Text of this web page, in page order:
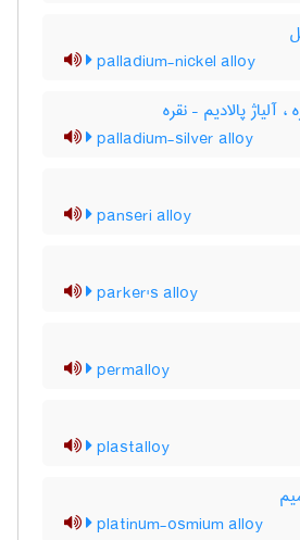
palladium-nickel alloy
، آلیاژ پالادیم – نقره
palladium-silver alloy
panseri alloy
parker's alloy
permalloy
plastalloy
platinum-osmium alloy